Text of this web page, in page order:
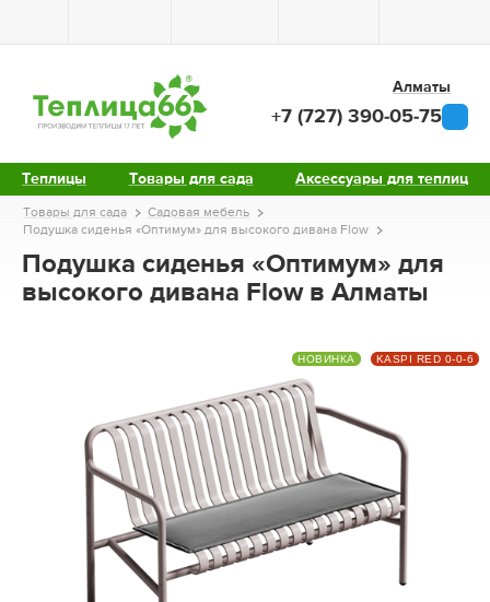
Теплицы Товары для сада Аксессуары для теплиц
Алматы
+7 (727) 390-05-75
Товары для сада
Садовая мебель
Подушка сиденья «Оптимум» для высокого дивана Flow
Подушка сиденья «Оптимум» для
высокого дивана Flow в Алматы
НОВИНКА KASPI RED 0-0-6